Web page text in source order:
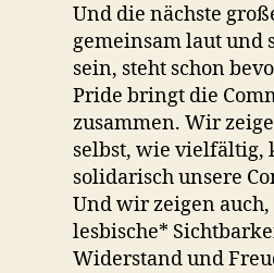
Und die nächste
gemeinsam laut und
sein, steht schon
Pride bringt die
zusammen. Wir
selbst, wie vielfältig,
solidarisch unsere
Und wir zeigen auch,
lesbische*
Widerstand und